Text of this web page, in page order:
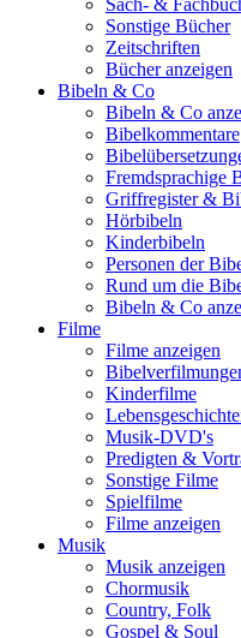
Sach- &
Sonstige Bücher
Zeitschriften
Bücher anzeigen
Bibeln & Co
Bibeln & Co
Bibelkommentare
Fremdsprachige
Griffregister &
Hörbibeln
Kinderbibeln
Personen der
Rund um die
Bibeln & Co
Filme
Filme anzeigen
Kinderfilme
Musik-DVD's
Predigten &
Sonstige Filme
Spielfilme
Filme anzeigen
Musik
Musik anzeigen
Chormusik
Country, Folk
Gospel & Soul